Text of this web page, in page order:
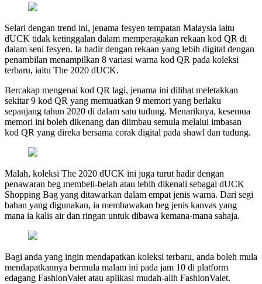
Selari dengan trend ini, jenama fesyen tempatan Malaysia iaitu
dUCK tidak ketinggalan dalam memperagakan rekaan kod QR di
dalam seni fesyen. Ia hadir dengan rekaan yang lebih digital dengan
penambilan menampilkan 8 variasi warna kod QR pada koleksi
terbaru, iaitu The 2020 dUCK.
Bercakap mengenai kod QR lagi, jenama ini dilihat meletakkan
sekitar 9 kod QR yang memuatkan 9 memori yang berlaku
sepanjang tahun 2020 di dalam satu tudung. Menariknya, kesemua
memori ini boleh dikenang dan diimbau semula melalui imbasan
kod QR yang direka bersama corak digital pada shawl dan tudung.
Malah, koleksi The 2020 dUCK ini juga turut hadir dengan
penawaran beg membeli-belah atau lebih dikenali sebagai dUCK
Shopping Bag yang ditawarkan dalam empat jenis warna. Dari segi
bahan yang digunakan, ia membawakan beg jenis kanvas yang
mana ia kalis air dan ringan untuk dibawa kemana-mana sahaja.
Bagi anda yang ingin mendapatkan koleksi terbaru, anda boleh mula
mendapatkannya bermula malam ini pada jam 10 di platform
edagang FashionValet atau aplikasi mudah-alih FashionValet.